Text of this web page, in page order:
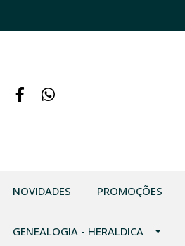
NOVIDADES PROMOÇÕES
GENEALOGIA - HERALDICA